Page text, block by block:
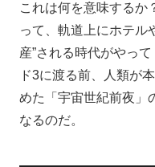
これは何を意味するか
って、軌道上にホテル
産”される時代がやっ
ド3に渡る前、人類が
めた「宇宙世紀前夜」
なるのだ。